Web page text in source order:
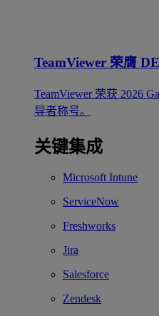
TeamViewer 荣膺
TeamViewer 荣获 2026
导者称号。
关键集成
Microsoft Intune
ServiceNow
Freshworks
Jira
Salesforce
Zendesk